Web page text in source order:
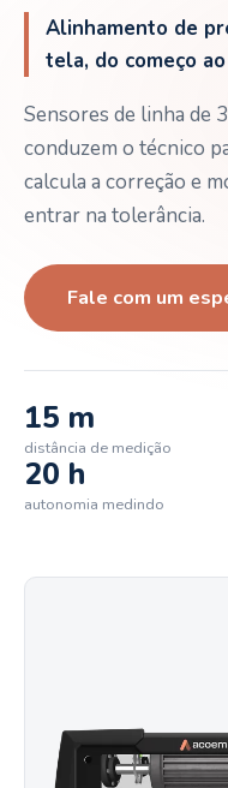
Alinhamento de
tela, do começo
Sensores de linha de
conduzem o técnico
calcula a correção e
entrar na tolerância.
Fale com um
15 m
distância de medição
20 h
autonomia medindo